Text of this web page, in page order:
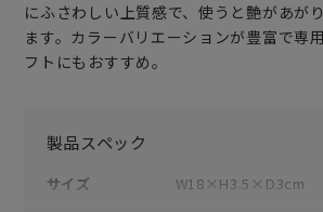
にふさわしい上質感で、使うと艶があが
ます。カラーバリエーションが豊富で専
フトにもおすすめ。
製品スペック
サイズ
W18×H3.5×D3cm